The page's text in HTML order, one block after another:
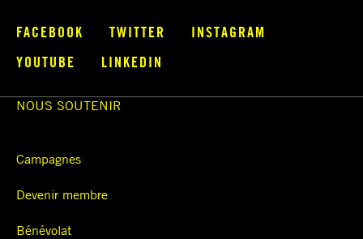
FACEBOOK TWITTER
INSTAGRAM
YOUTUBE
LINKEDIN
NOUS SOUTENIR
Campagnes
Devenir membre
Bénévolat